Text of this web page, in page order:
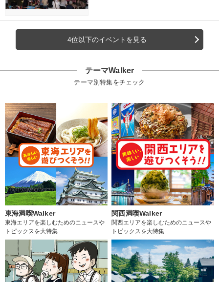
4位以下のイベントを見る
テーマWalker
テーマ別特集をチェック
東海満喫Walker
東海エリアを楽しむためのニュースや
トピックスを大特集
関西満喫Walker
関西エリアを楽しむためのニュースや
トピックスを大特集